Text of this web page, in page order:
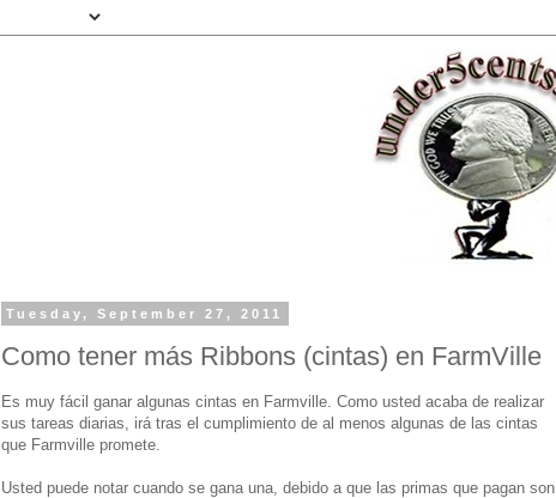
Tuesday, September 27, 2011
Como tener más Ribbons (cintas) en FarmVille
Es muy fácil ganar algunas cintas en Farmville. Como usted acaba de realizar
sus tareas diarias, irá tras el cumplimiento de al menos algunas de las cintas
que Farmville promete.
Usted puede notar cuando se gana una, debido a que las primas que pagan son